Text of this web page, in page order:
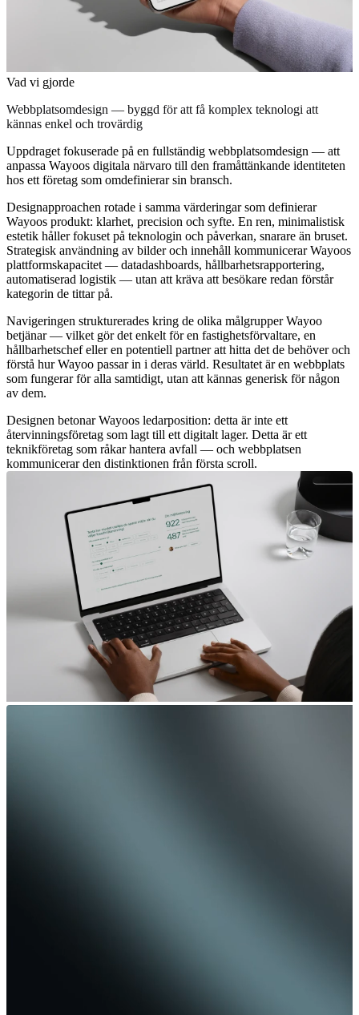
Vad vi gjorde
Webbplatsomdesign — byggd för att få komplex teknologi att
kännas enkel och trovärdig
Uppdraget fokuserade på en fullständig webbplatsomdesign — att
anpassa Wayoos digitala närvaro till den framåttänkande identiteten
hos ett företag som omdefinierar sin bransch.
Designapproachen rotade i samma värderingar som definierar
Wayoos produkt: klarhet, precision och syfte. En ren, minimalistisk
estetik håller fokuset på teknologin och påverkan, snarare än bruset.
Strategisk användning av bilder och innehåll kommunicerar Wayoos
plattformskapacitet — datadashboards, hållbarhetsrapportering,
automatiserad logistik — utan att kräva att besökare redan förstår
kategorin de tittar på.
Navigeringen strukturerades kring de olika målgrupper Wayoo
betjänar — vilket gör det enkelt för en fastighetsförvaltare, en
hållbarhetschef eller en potentiell partner att hitta det de behöver och
förstå hur Wayoo passar in i deras värld. Resultatet är en webbplats
som fungerar för alla samtidigt, utan att kännas generisk för någon
av dem.
Designen betonar Wayoos ledarposition: detta är inte ett
återvinningsföretag som lagt till ett digitalt lager. Detta är ett
teknikföretag som råkar hantera avfall — och webbplatsen
kommunicerar den distinktionen från första scroll.